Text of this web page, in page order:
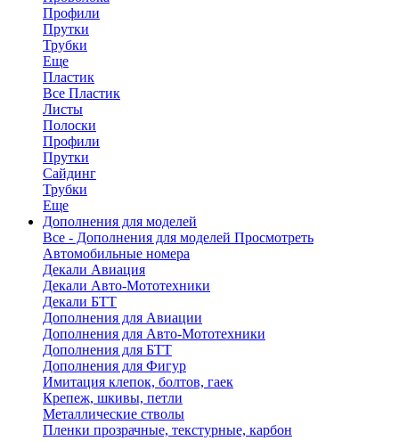
Профили
Прутки
Трубки
Еще
Пластик
Все Пластик
Листы
Полоски
Профили
Прутки
Сайдинг
Трубки
Еще
Дополнения для моделей
Все - Дополнения для моделей Просмотреть
Автомобильные номера
Декали Авиация
Декали Авто-Мототехники
Декали БТТ
Дополнения для Авиации
Дополнения для Авто-Мототехники
Дополнения для БТТ
Дополнения для Фигур
Имитация клепок, болтов, гаек
Крепеж, шкивы, петли
Металлические стволы
Пленки прозрачные, текстурные, карбон